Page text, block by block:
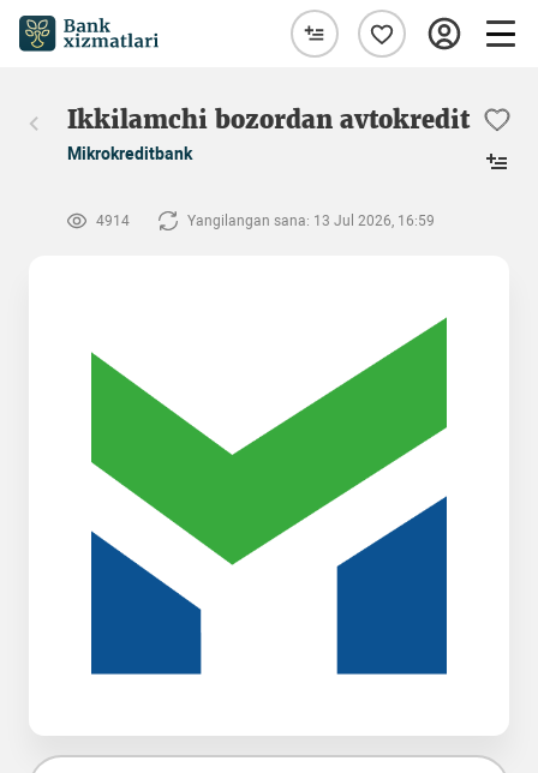
Ikkilamchi bozordan avtokredit
Mikrokreditbank
4914 Yangilangan sana: 13 Jul 2026, 16:59